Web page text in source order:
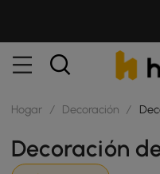
Hogar / Decoración /
Decoración